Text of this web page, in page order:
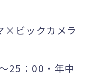
カメラ
：00・年中